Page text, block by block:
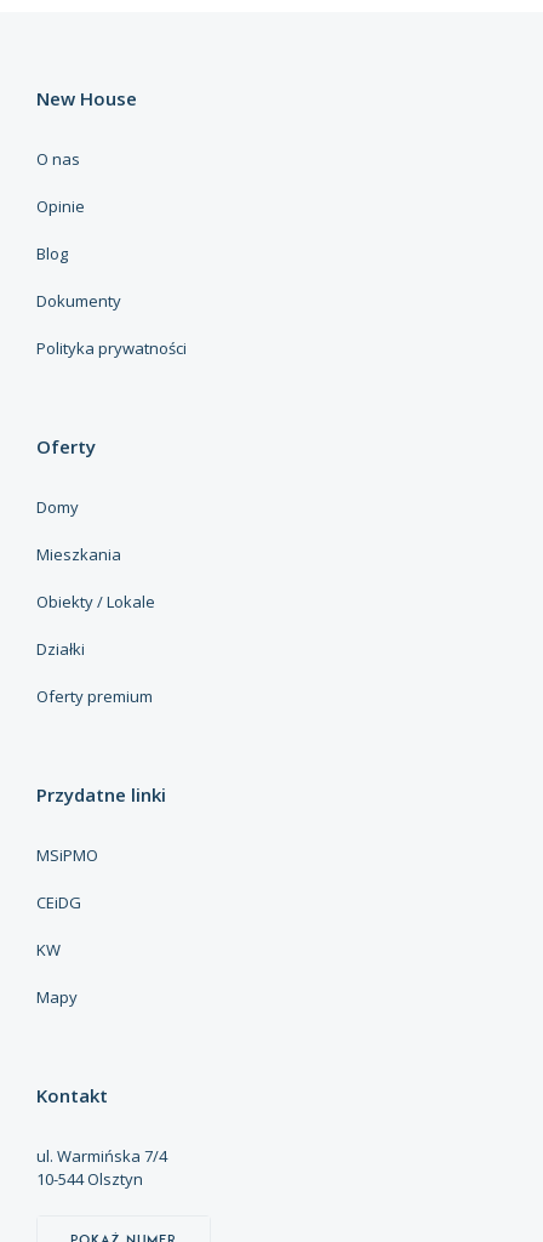
New House
O nas
Opinie
Blog
Dokumenty
Polityka prywatności
Oferty
Domy
Mieszkania
Obiekty / Lokale
Działki
Oferty premium
Przydatne linki
MSiPMO
CEiDG
KW
Mapy
Kontakt
ul. Warmińska 7/4
10-544 Olsztyn